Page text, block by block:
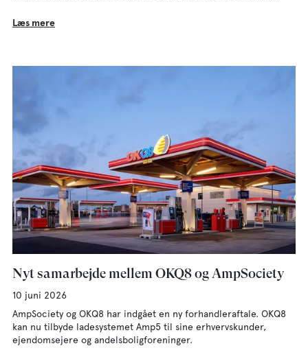
Læs mere
Nyt samarbejde mellem OKQ8 og AmpSociety
10 juni 2026
AmpSociety og OKQ8 har indgået en ny forhandleraftale. OKQ8
kan nu tilbyde ladesystemet Amp5 til sine erhvervskunder,
ejendomsejere og andelsboligforeninger.